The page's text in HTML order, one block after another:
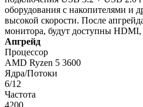
оборудования с накопителями и
высокой скорости. После
монитора, будут доступны
Апгрейд
Процессор
AMD Ryzen 5 3600
Ядра/Потоки
6/12
Частота
4200